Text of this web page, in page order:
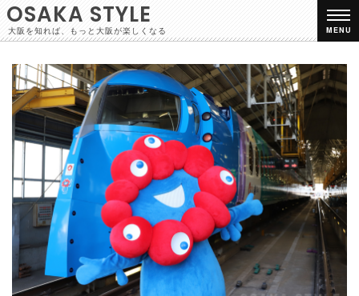
OSAKA STYLE
大阪を知れば、もっと大阪が楽しくなる MENU